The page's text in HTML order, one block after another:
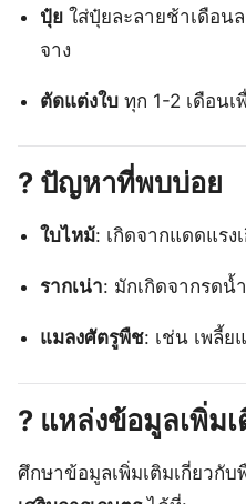
ปุ๋ย ใส่ปุ๋ยละลายช้าเดือน
จาง
ตัดแต่งใบ ทุก 1-2 เดือน
? ปัญหาที่พบบ่อย
ใบไหม้: เกิดจากแดดแรง
รากเน่า: มักเกิดจากรดน้
แมลงศัตรูพืช: เช่น เพลี้ย
? แหล่งข้อมูลเพิ่ม
ศึกษาข้อมูลเพิ่มเติมเกี่ยวกั